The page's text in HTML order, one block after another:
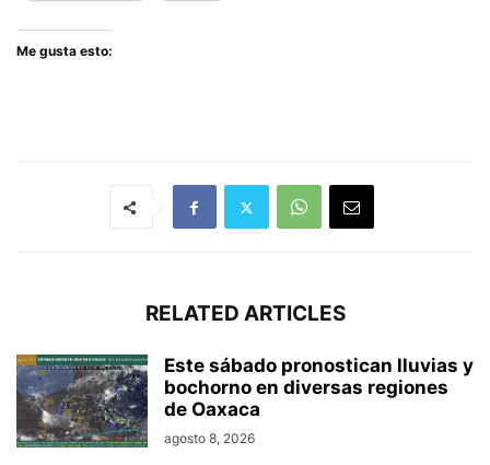
Me gusta esto:
RELATED ARTICLES
Este sábado pronostican lluvias y
bochorno en diversas regiones
de Oaxaca
agosto 8, 2026